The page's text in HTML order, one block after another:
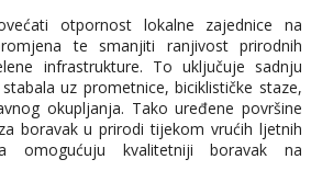
otpornost lokalne zajednice na
te smanjiti ranjivost prirodnih
infrastrukture. To uključuje sadnju
uz prometnice, biciklističke staze,
okupljanja. Tako uređene površine
boravak u prirodi tijekom vrućih ljetnih
omogućuju kvalitetniji boravak na